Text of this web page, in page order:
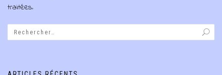
traitées.